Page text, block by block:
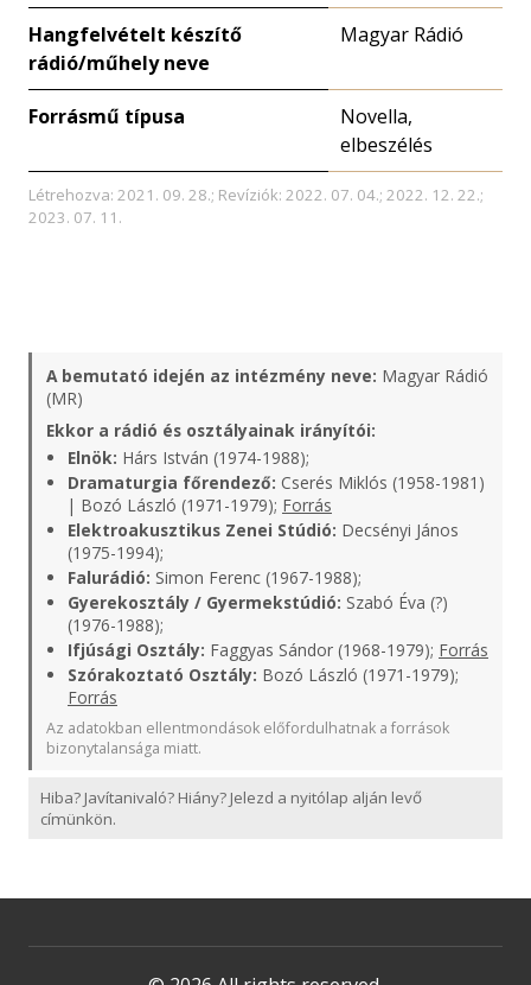
Hangfelvételt készítő
rádió/műhely neve
Magyar Rádió
Forrásmű típusa
Novella,
elbeszélés
Létrehozva: 2021. 09. 28.; Revíziók: 2022. 07. 04.; 2022. 12. 22.;
2023. 07. 11.
A bemutató idején az intézmény neve: Magyar Rádió
(MR)
Ekkor a rádió és osztályainak irányítói:
Elnök: Hárs István (1974-1988);
Dramaturgia főrendező: Cserés Miklós (1958-1981)
| Bozó László (1971-1979); Forrás
Elektroakusztikus Zenei Stúdió: Decsényi János
(1975-1994);
Falurádió: Simon Ferenc (1967-1988);
Gyerekosztály / Gyermekstúdió: Szabó Éva (?)
(1976-1988);
Ifjúsági Osztály: Faggyas Sándor (1968-1979); Forrás
Szórakoztató Osztály: Bozó László (1971-1979);
Forrás
Az adatokban ellentmondások előfordulhatnak a források
bizonytalansága miatt.
Hiba? Javítanivaló? Hiány? Jelezd a nyitólap alján levő
címünkön.